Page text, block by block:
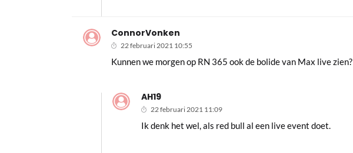
ConnorVonken
22 februari 2021 10:55
Kunnen we morgen op RN 365 ook de bolide van Max live zien?
AH19
22 februari 2021 11:09
Ik denk het wel, als red bull al een live event doet.